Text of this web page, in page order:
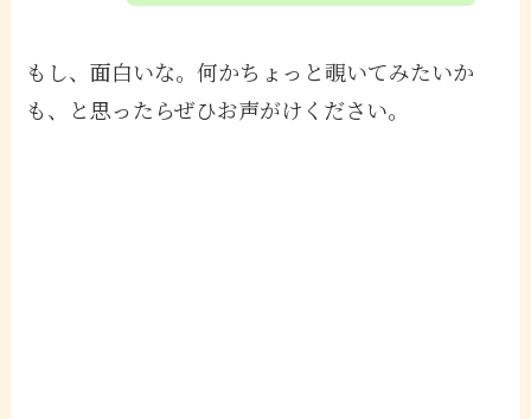
もし、面白いな。何かちょっと覗いてみたいか
も、と思ったらぜひお声がけください。